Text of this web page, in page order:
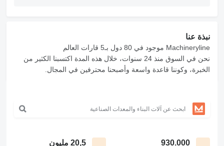
نبذة عنا
Machineryline موجود في 80 دول بـ5 قارات العالم
نحن في السوق منذ 24 سنوات، خلال هذه المدة اكتسبنا الكثير من
الخبرة، وكوننا قاعدة واسعة وأصبحنا محترفين في المجال.
930.000 20,5 مليون